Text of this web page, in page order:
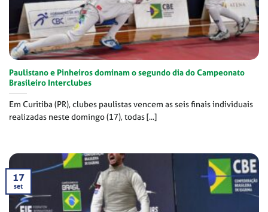
Paulistano e Pinheiros dominam o segundo dia do Campeonato
Brasileiro Interclubes
Em Curitiba (PR), clubes paulistas vencem as seis finais individuais
realizadas neste domingo (17), todas [...]
17
set